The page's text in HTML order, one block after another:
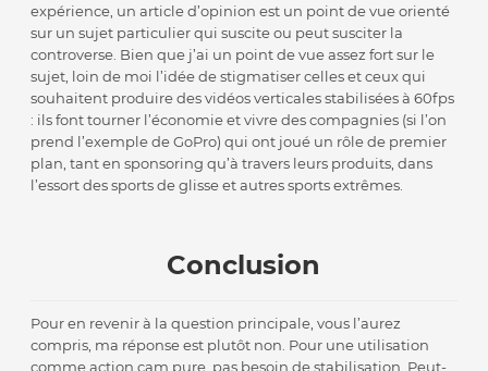
expérience, un article d’opinion est un point de vue orienté
sur un sujet particulier qui suscite ou peut susciter la
controverse. Bien que j’ai un point de vue assez fort sur le
sujet, loin de moi l’idée de stigmatiser celles et ceux qui
souhaitent produire des vidéos verticales stabilisées à 60fps
: ils font tourner l’économie et vivre des compagnies (si l’on
prend l’exemple de GoPro) qui ont joué un rôle de premier
plan, tant en sponsoring qu’à travers leurs produits, dans
l’essort des sports de glisse et autres sports extrêmes.
Conclusion
Pour en revenir à la question principale, vous l’aurez
compris, ma réponse est plutôt non. Pour une utilisation
comme action cam pure, pas besoin de stabilisation. Peut-